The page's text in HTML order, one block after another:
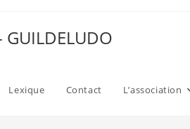
Lexique Contact L’association